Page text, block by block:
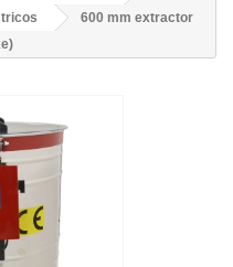
600 mm extractor